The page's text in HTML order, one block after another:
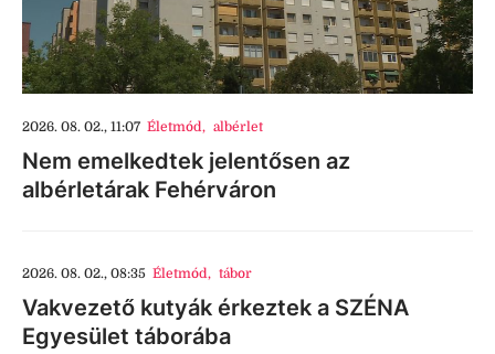
2026. 08. 02., 11:07 Életmód, albérlet
Nem emelkedtek jelentősen az
albérletárak Fehérváron
2026. 08. 02., 08:35 Életmód, tábor
Vakvezető kutyák érkeztek a SZÉNA
Egyesület táborába